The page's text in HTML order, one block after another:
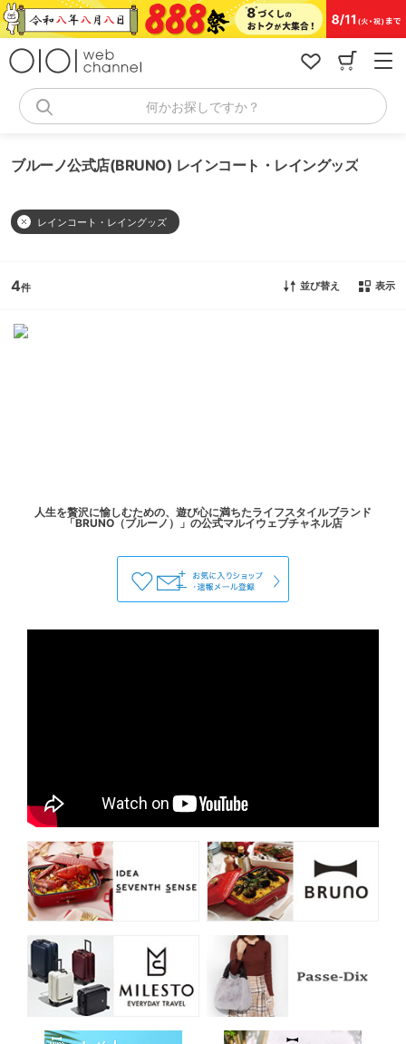
コ
ン
何かお探しですか？
ブルーノ公式店(BRUNO) レインコート・レイングッズ
レインコート・レイングッズ
4 並び替え 表示
人生を贅沢に愉しむための、遊び心に満ちたライフスタイルブランド
「BRUNO（ブルーノ）」の公式マルイウェブチャネル店